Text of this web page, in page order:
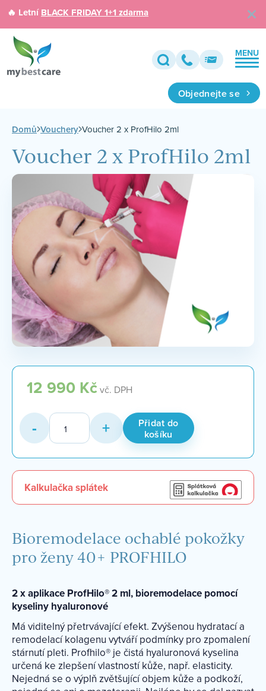
🔥 LetníBLACK FRIDAY 1+1 zdarma
Objednejte se
MENU
Domů Vouchery Voucher 2 x ProfHilo 2ml
Voucher 2 x ProfHilo 2ml
12 990 Kčvč. DPH
Voucher
2
ProfHilo
2ml
množství
- +
Přidat do
košíku
Kalkulačka splátek
Bioremodelace ochablé pokožky
pro ženy 40+ PROFHILO
2 x aplikace ProfHilo® 2 ml, bioremodelace pomocí
kyseliny hyaluronové
Má viditelný přetrvávající efekt. Zvýšenou hydratací a
remodelací kolagenu vytváří podmínky pro zpomalení
stárnutí pleti. Profhilo® je čistá hyaluronová kyselina
určená ke zlepšení vlastností kůže, např. elasticity.
Nejedná se o výplň zvětšující objem kůže a podkoží,